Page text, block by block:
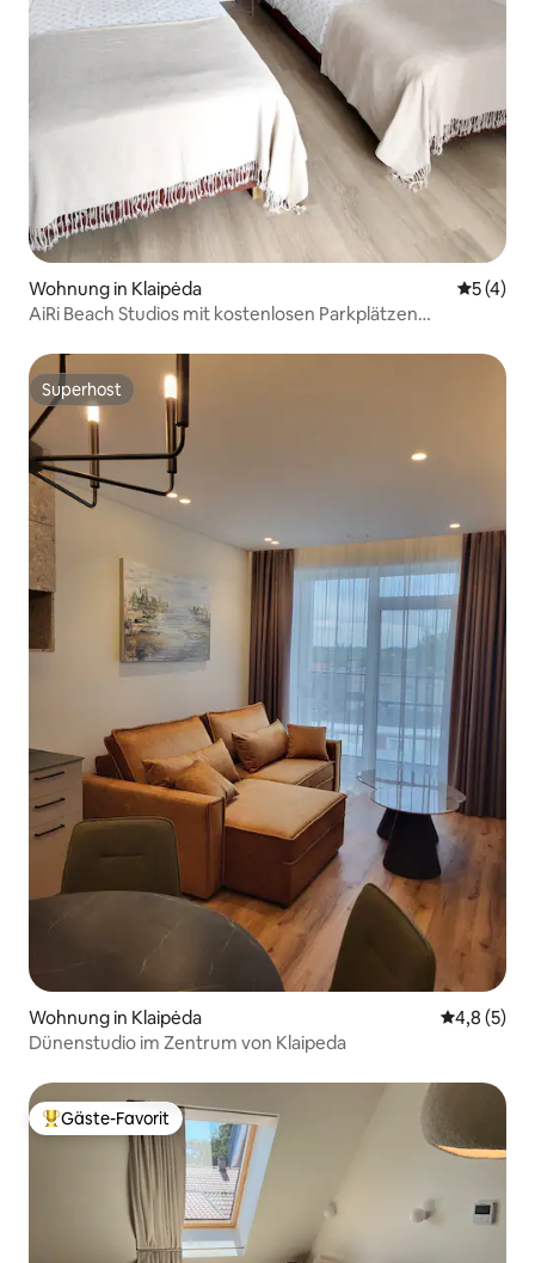
Wohnung in Klaipėda
5 (4)
AiRi Beach Studios mit kostenlosen Parkplätzen
Superhost
Superhost
Wohnung in Klaipėda
4,8 (5)
Dünenstudio im Zentrum von Klaipeda
Beliebter Gäste-Favorit.
Gäste-Favorit